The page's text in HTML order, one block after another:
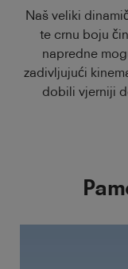
Naš veliki
te crnu boju
napredne
zadivljujući
dobili vjerniji